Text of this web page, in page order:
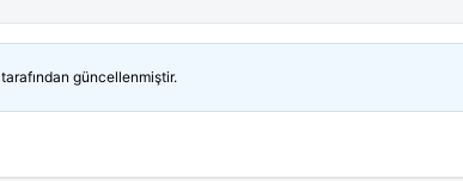
tarafından güncellenmiştir.